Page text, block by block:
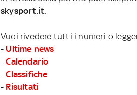
skysport.it.
Vuoi rivedere tutti i numeri o
- Ultime news
-Calendario
-Classifiche
- Risultati